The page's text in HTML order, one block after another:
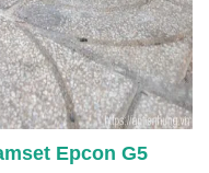
Epcon G5